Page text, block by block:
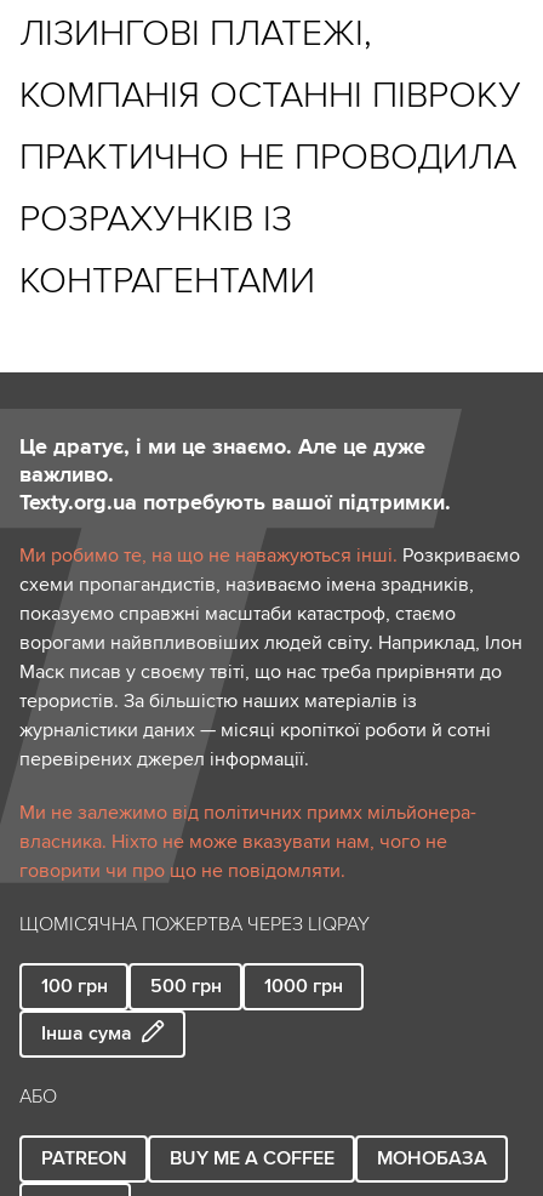
ЛІЗИНГОВІ ПЛАТЕЖІ,
КОМПАНІЯ ОСТАННІ ПІВРОКУ
ПРАКТИЧНО НЕ ПРОВОДИЛА
РОЗРАХУНКІВ ІЗ
КОНТРАГЕНТАМИ
Це дратує, і ми це знаємо. Але це дуже
важливо.
Texty.org.ua потребують вашої підтримки.
Ми робимо те, на що не наважуються інші. Розкриваємо
схеми пропагандистів, називаємо імена зрадників,
показуємо справжні масштаби катастроф, стаємо
ворогами найвпливовіших людей світу. Наприклад, Ілон
Маск писав у своєму твіті, що нас треба прирівняти до
терористів. За більшістю наших матеріалів із
журналістики даних — місяці кропіткої роботи й сотні
перевірених джерел інформації.
Ми не залежимо від політичних примх мільйонера-
власника. Ніхто не може вказувати нам, чого не
говорити чи про що не повідомляти.
ЩОМІСЯЧНА ПОЖЕРТВА ЧЕРЕЗ LIQPAY
100 грн 500 грн 1000 грн
Інша сума
АБО
PATREON BUY ME A COFFEE
МОНОБАЗА